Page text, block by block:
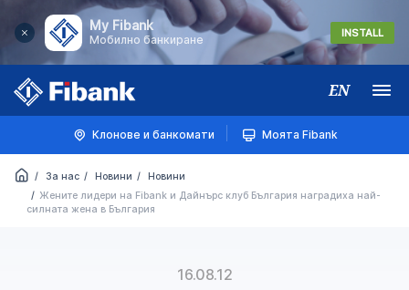
My Fibank
Мобилно банкиране
INSTALL
EN Меню
Клонове и банкомати Моята Fibank
За нас Новини
Новини
Жените лидери на Fibank и Дайнърс клуб България наградиха най-
силната жена в България
16.08.12